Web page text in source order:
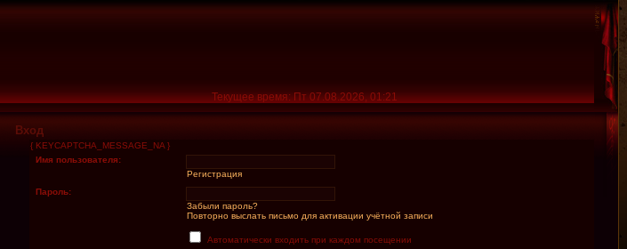
Текущее время: Пт 07.08.2026, 01:21
Вход
{ KEYCAPTCHA_MESSAGE_NA }
Имя пользователя:
Регистрация
Пароль:
Забыли пароль?
Повторно выслать письмо для активации учётной записи
Автоматически входить при каждом посещении